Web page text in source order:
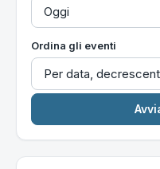
Ordina gli eventi